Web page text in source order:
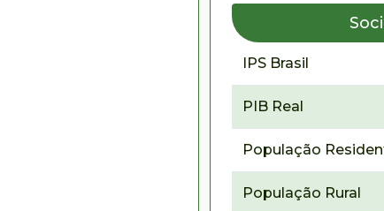
IPS Brasil
PIB Real
População
População Rural